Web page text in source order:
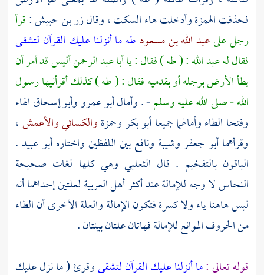
فحذفت الهمزة وأدخلت هاء السكت ، وقالزر بن حبيش:قرأ
رجل علىعبد الله بن مسعودطه ما أنزلنا عليك القرآن لتشقى
فقال له عبد الله : ( طه ) فقال : يا أبا عبد الرحمن أليس قد أمر أن
يطأ الأرض برجله أو بقدميه فقال : ( طه ) كذلك أقرأنيها رسول
الله - صلى الله عليه وسلم- . وأمالأبو عمرووأبو إسحاقالهاء
وفتحا الطاء وأمالهما جميعاأبو بكروحمزةوالكسائيوالأعمش،
وقرأهماأبو جعفروشيبة ونافعبين اللفظين واختارهأبو عبيد .
الباقون بالتفخيم . قال الثعلبي وهي كلها لغات صحيحة
النحاسلا وجه للإمالة عند أكثر أهل العربية لعلتين إحداهما أنه
ليس هاهنا ياء ولا كسرة فتكون الإمالة والعلة الأخرى أن الطاء
من الحروف الموانع للإمالة فهاتان علتان بينتان .
قوله تعالى :ما أنزلنا عليك القرآن لتشقىوقرئ ( ما نزل عليك